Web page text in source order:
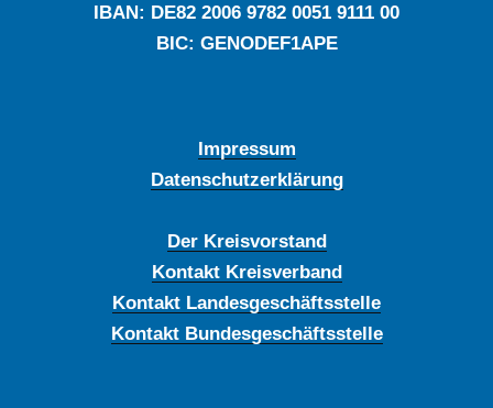
IBAN: DE‍82 ‍2006 ‍9782 ‍0051 ‍9111 ‍00
BIC: GENODEF1APE
Impressum
Datenschutzerklärung
Der Kreisvorstand
Kontakt Kreisverband
Kontakt Landesgeschäftsstelle
Kontakt Bundesgeschäftsstelle